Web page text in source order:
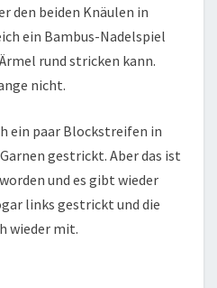
den beiden Knäulen in
ein Bambus-Nadelspiel
rund stricken kann.
nicht.
ein paar Blockstreifen in
gestrickt. Aber das ist
und es gibt wieder
links gestrickt und die
wieder mit.